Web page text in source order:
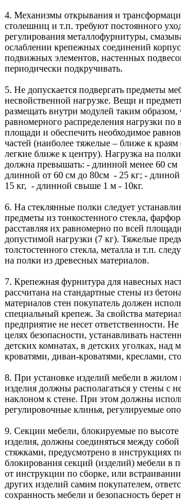
4. Механизмы открывания и
столешниц и т.п. требуют постоянного
регулирования металлофурнитуры,
ослаблении крепежных соединений
подвижных элементов, настенных
периодически подкручивать.
5. Не допускается подвергать предметы
несвойственной нагрузке. Вещи и
размещать внутри модулей таким образом,
равномерного распределения нагрузки
площади и обеспечить необходимое
частей (наиболее тяжелые – ближе к
легкие ближе к центру). Нагрузка на
должна превышать: - длинной менее 60
длинной от 60 см до 80см - 25 кг; -
15 кг, - длинной свыше 1 м - 10кг.
6. На стеклянные полки следует
предметы из тонкостенного стекла,
расставляя их равномерно по всей
допустимой нагрузки (7 кг). Тяжелые
толстостенного стекла, металла и т.п.
на полки из древесных материалов.
7. Крепежная фурнитура для навесных
рассчитана на стандартные стены из
материалов стен покупатель должен
специальный крепеж. За свойства
предприятие не несет ответственности. Не
целях безопасности, устанавливать
детских комнатах, в детских уголках, над
кроватями, диван-кроватями, креслами,
8. При установке изделий мебели в
изделия должны располагаться у стены с
наклоном к стене. При этом должны
регулировочные клинья, регулируемые
9. Секции мебели, блокируемые по
изделия, должны соединяться между
стяжками, предусмотрено в инструкциях
блокирования секций (изделий) мебели в
от инструкции по сборке, или
других изделий самим покупателем,
сохранность мебели и безопасность берет